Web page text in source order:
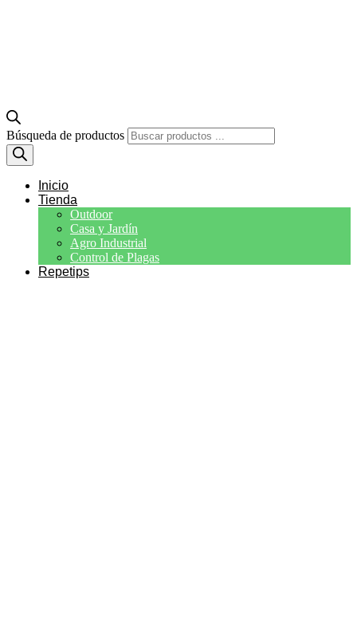
Búsqueda de productos
Inicio
Tienda
Outdoor
Casa y Jardín
Agro Industrial
Control de Plagas
Repetips